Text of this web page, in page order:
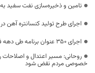
تامین و ذخیره‌سازی نفت سفید به
اجرای طرح تولید کنسانتره آهن
اجرای ۳۵۰ عنوان برنامه طی دهه فجر در خراسان جنوبی
روحانی: مسیر اعتدال و
خصوصی مردم نقض شود